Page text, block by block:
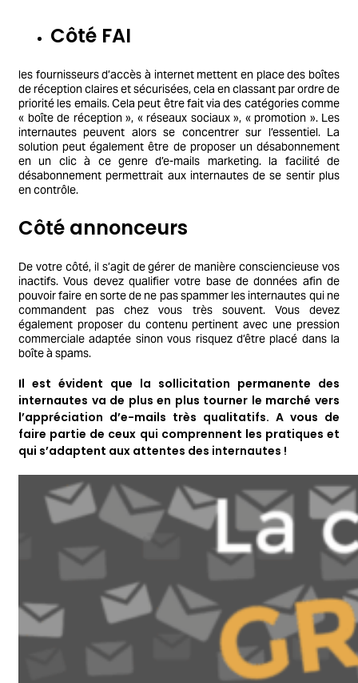
Côté FAI
les fournisseurs d’accès à internet mettent en place des boîtes
de réception claires et sécurisées, cela en classant par ordre de
priorité les emails. Cela peut être fait via des catégories comme
« boîte de réception », « réseaux sociaux », « promotion ». Les
internautes peuvent alors se concentrer sur l’essentiel. La
solution peut également être de proposer un désabonnement
en un clic à ce genre d’e-mails marketing. la facilité de
désabonnement permettrait aux internautes de se sentir plus
en contrôle.
Côté annonceurs
De votre côté, il s’agit de gérer de manière consciencieuse vos
inactifs. Vous devez qualifier votre base de données afin de
pouvoir faire en sorte de ne pas spammer les internautes qui ne
commandent pas chez vous très souvent. Vous devez
également proposer du contenu pertinent avec une pression
commerciale adaptée sinon vous risquez d’être placé dans la
boîte à spams.
Il est évident que la sollicitation permanente des
internautes va de plus en plus tourner le marché vers
l’appréciation d’e-mails très qualitatifs. A vous de
faire partie de ceux qui comprennent les pratiques et
qui s’adaptent aux attentes des internautes !